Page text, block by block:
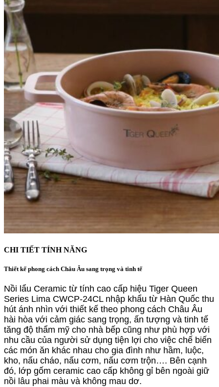
CHI TIẾT TÍNH NĂNG
Thiết kế phong cách Châu Âu sang trọng và tinh tế
Nồi lẩu Ceramic từ tính cao cấp hiệu Tiger Queen
Series Lima CWCP-24CL nhập khẩu từ Hàn Quốc thu
hút ánh nhìn với thiết kế theo phong cách Châu Âu
hài hòa với cảm giác sang trọng, ấn tượng và tinh tế
tăng độ thẩm mỹ cho nhà bếp cũng như phù hợp với
nhu cầu của người sử dụng tiện lợi cho việc chế biến
các món ăn khác nhau cho gia đình như hầm, luộc,
kho, nấu cháo, nấu cơm, nấu cơm trộn…. Bên cạnh
đó, lớp gốm ceramic cao cấp không gỉ bên ngoài giữ
nồi lâu phai màu và không mau dơ.